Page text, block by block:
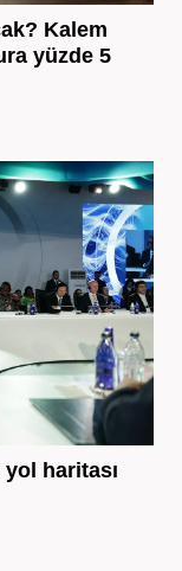
Kalem
yüzde 5
yol haritası